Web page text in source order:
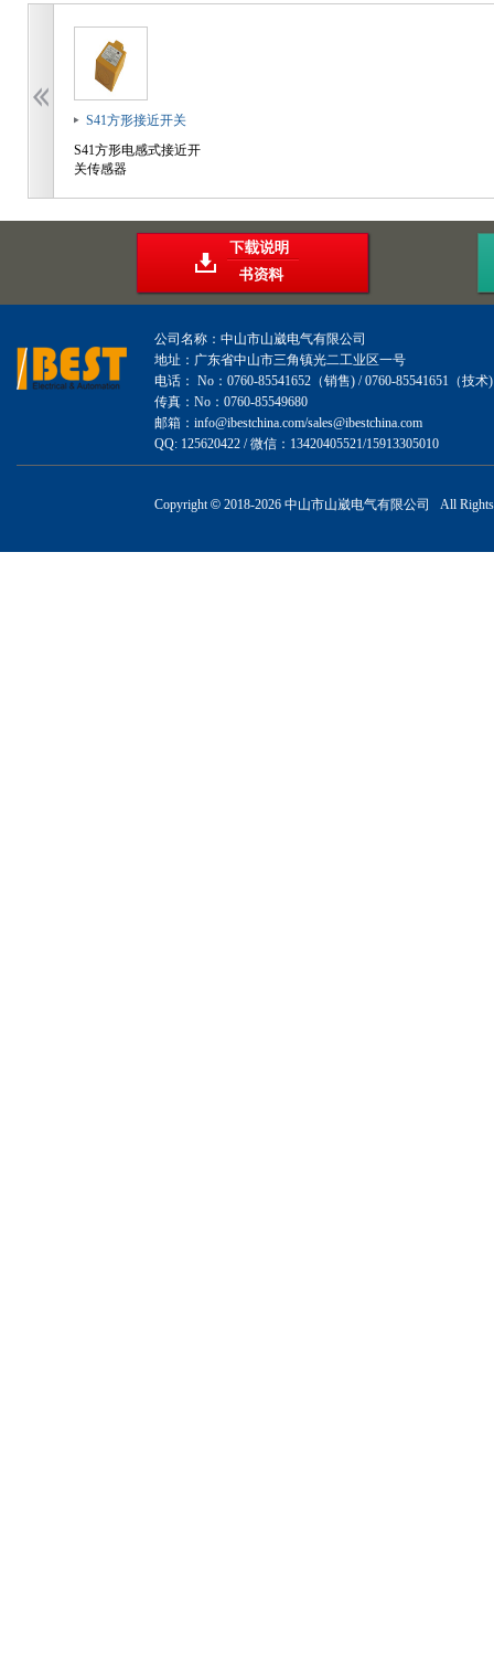
S41方形接近开关
S41方形电感式接近开
关传感器
公司名称：中山市山崴电气有限公司
地址：广东省中山市三角镇光二工业区一号
电话： No：0760-85541652（销售) / 0760-85541651（技术)
传真：No：0760-85549680
邮箱：info@ibestchina.com/sales@ibestchina.com
QQ: 125620422 / 微信：13420405521/15913305010
Copyright© 2018-2026 中山市山崴电气有限公司 All Rights